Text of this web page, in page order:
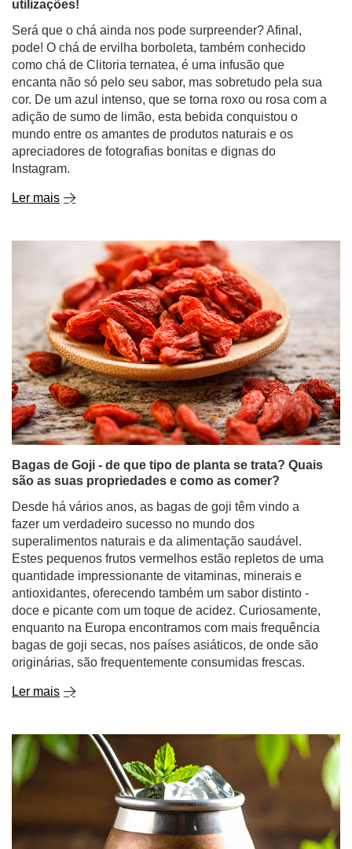
encanta não só pelo seu sabor, mas sobretudo pela sua
cor. De um azul intenso, que se torna roxo ou rosa com a
adição de sumo de limão, esta bebida conquistou o
mundo entre os amantes de produtos naturais e os
apreciadores de fotografias bonitas e dignas do
Instagram.
Ler mais
Bagas de Goji - de que tipo de planta se trata? Quais
são as suas propriedades e como as comer?
Desde há vários anos, as bagas de goji têm vindo a
fazer um verdadeiro sucesso no mundo dos
superalimentos naturais e da alimentação saudável.
Estes pequenos frutos vermelhos estão repletos de uma
quantidade impressionante de vitaminas, minerais e
antioxidantes, oferecendo também um sabor distinto -
doce e picante com um toque de acidez. Curiosamente,
enquanto na Europa encontramos com mais frequência
bagas de goji secas, nos países asiáticos, de onde são
originárias, são frequentemente consumidas frescas.
Ler mais